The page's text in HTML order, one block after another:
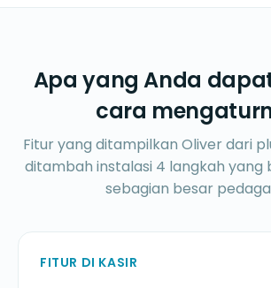
Apa yang Anda
cara
Fitur yang ditampilkan Oliver dari
ditambah instalasi 4 langkah yang
sebagian besar
FITUR DI KASIR